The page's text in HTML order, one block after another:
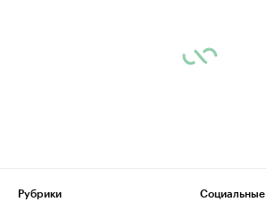
Рубрики
Социальные